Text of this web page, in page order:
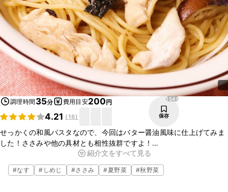
調理時間 35分 費用目安200円
4.21 (16)
1549
保存
せっかくの和風パスタなので、今回はバター醤油風味に仕上げてみま
した！ささみや他の具材とも相性抜群ですよ！
辛いものが苦手な方やお子さんがいるご家庭は鷹の爪はお好みで調整
して下さい。
安くて、お手軽メニューなので、ランチに是非作ってみてはいかがで
紹介文をすべて見る
#なす # しめじ #ささみ #夏野菜 #秋野菜